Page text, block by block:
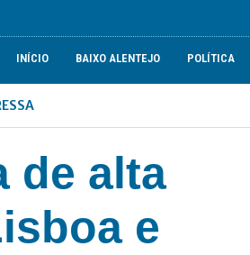
INÍCIO BAIXO ALENTEJO POLÍTICA
de alta
e